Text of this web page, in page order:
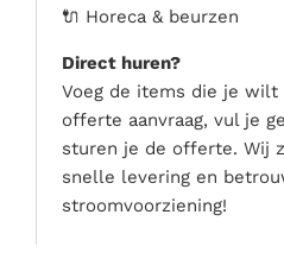
🔌 Horeca & beurzen
Direct huren?
Voeg de items die je wilt
offerte aanvraag, vul je
sturen je de offerte. Wij
snelle levering en
stroomvoorziening!